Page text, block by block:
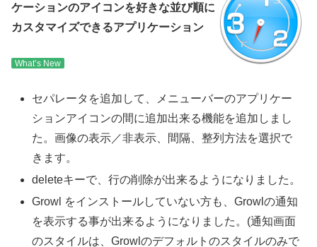
ケーションのアイコンを好きな並び順に
カスタマイズできるアプリケーション
What’s New
セパレータを追加して、メニューバーのアプリケー
ションアイコンの間に追加出来る機能を追加しまし
た。画像の表示／非表示、間隔、整列方法を選択で
きます。
deleteキーで、行の削除が出来るようになりました。
Growl をインストールしていない方も、Growlの通知
を表示する事が出来るようになりました。(通知画面
のスタイルは、Growlのデフォルトのスタイルのみで